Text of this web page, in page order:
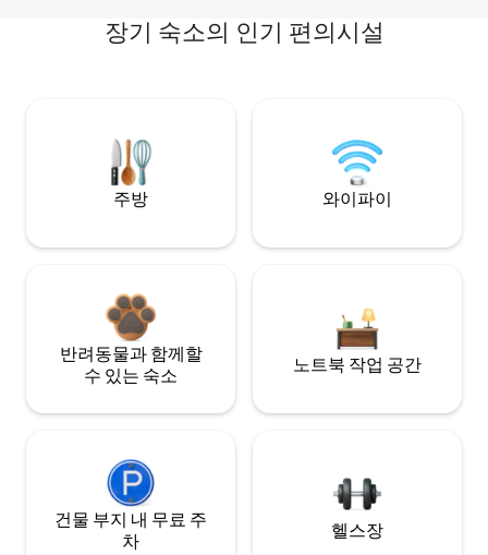
장기 숙소의 인기 편의시설
주방 와이파이
반려동물과 함께할
수 있는 숙소
노트북 작업 공간
건물 부지 내 무료 주
차
헬스장